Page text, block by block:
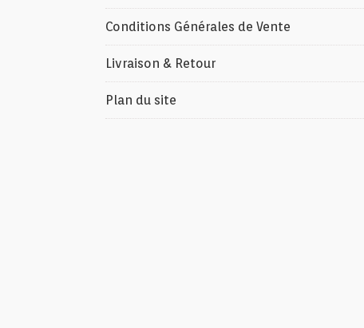
Conditions Générales de Vente
Livraison & Retour
Plan du site